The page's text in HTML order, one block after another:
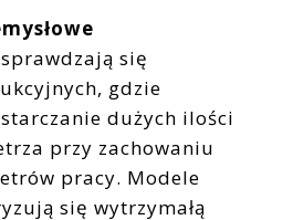
się
gdzie
dużych ilości
przy zachowaniu
pracy. Modele
się wytrzymałą